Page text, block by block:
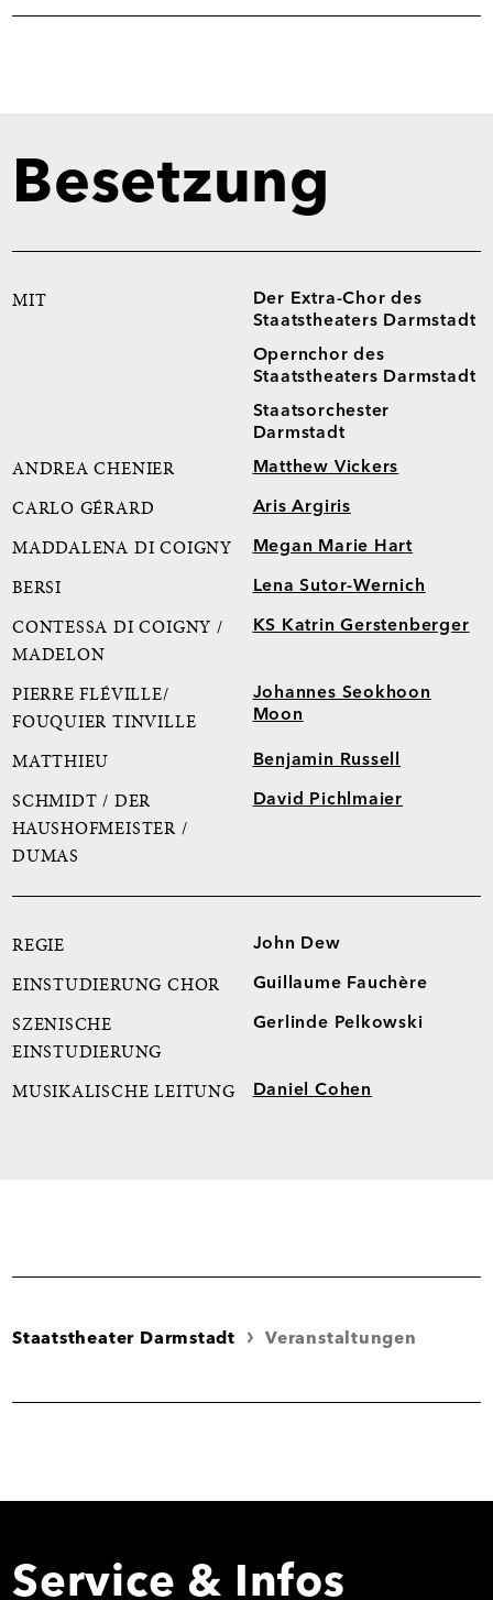
Besetzung
MIT
Der Extra-Chor des
Staatstheaters Darmstadt
Opernchor des
Staatstheaters Darmstadt
Staatsorchester
Darmstadt
ANDREA CHENIER Matthew Vickers
CARLO GÉRARD Aris Argiris
MADDALENA DI COIGNY Megan Marie Hart
BERSI Lena Sutor-Wernich
CONTESSA DI COIGNY /
MADELON
KS Katrin Gerstenberger
PIERRE FLÉVILLE/
FOUQUIER TINVILLE
Johannes Seokhoon
Moon
MATTHIEU Benjamin Russell
SCHMIDT / DER
HAUSHOFMEISTER /
DUMAS
David Pichlmaier
REGIE John Dew
EINSTUDIERUNG CHOR Guillaume Fauchère
SZENISCHE
EINSTUDIERUNG
Gerlinde Pelkowski
MUSIKALISCHE LEITUNG Daniel Cohen
Staatstheater Darmstadt Veranstaltungen
Service & Infos